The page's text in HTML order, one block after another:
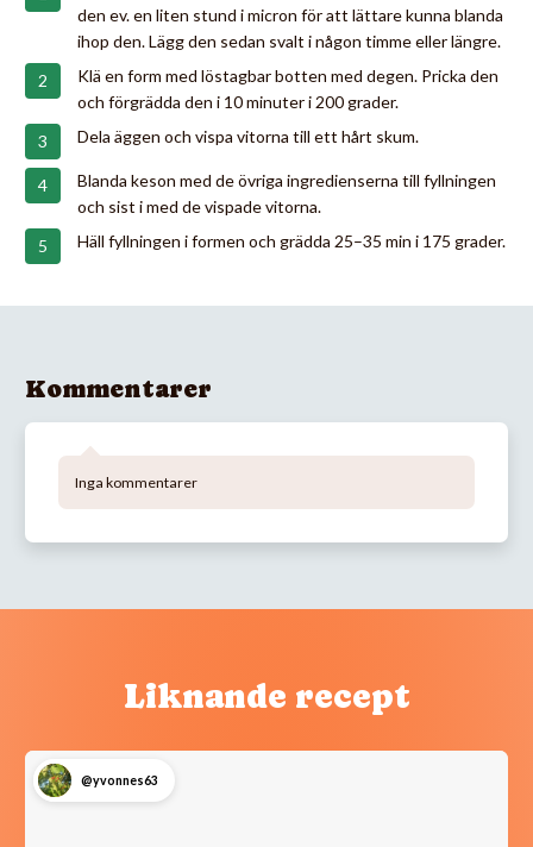
den ev. en liten stund i micron för att lättare kunna blanda
ihop den. Lägg den sedan svalt i någon timme eller längre.
Klä en form med löstagbar botten med degen. Pricka den
och förgrädda den i 10 minuter i 200 grader.
Dela äggen och vispa vitorna till ett hårt skum.
Blanda keson med de övriga ingredienserna till fyllningen
och sist i med de vispade vitorna.
Häll fyllningen i formen och grädda 25–35 min i 175 grader.
Kommentarer
Inga kommentarer
Liknande recept
@yvonnes63